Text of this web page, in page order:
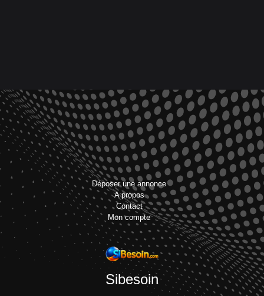
Déposer une annonce
A propos
Contact
Mon compte
Sibesoin